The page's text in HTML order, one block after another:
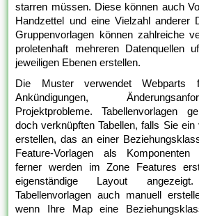
starren müssen. Diese können auch
Handzettel und eine Vielzahl anderer
Gruppenvorlagen können zahlreiche
proletenhaft mehreren Datenquellen
jeweiligen Ebenen erstellen.
Die Muster verwendet Webparts
Ankündigungen,
Projektprobleme. Tabellenvorlagen
doch verknüpften Tabellen, falls Sie
erstellen, das an einer
Feature-Vorlagen als Komponenten
ferner werden im Zone Features
eigenständige Layout
Tabellenvorlagen auch manuell
wenn Ihre Map eine